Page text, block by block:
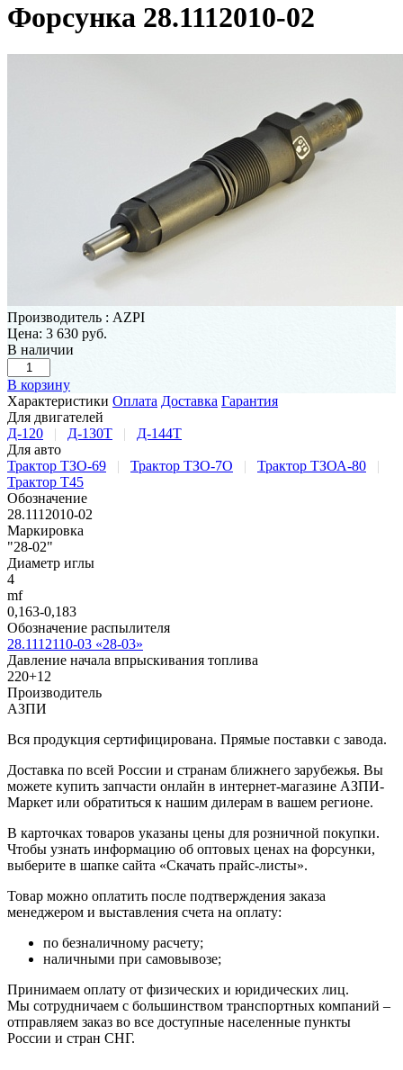
Форсунка 28.1112010-02
Производитель : AZPI
Цена: 3 630 руб.
В наличии
В корзину
Характеристики Оплата Доставка Гарантия
Для двигателей
Д-120
| Д-130Т |
Д-144Т
Для авто
Трактор ТЗО-69
| Трактор ТЗО-7О | Трактор ТЗОА-80
|
Трактор Т45
Обозначение
28.1112010-02
Маркировка
"28-02"
Диаметр иглы
4
mf
0,163-0,183
Обозначение распылителя
28.1112110-03 «28-03»
Давление начала впрыскивания топлива
220+12
Производитель
АЗПИ
Вся продукция сертифицирована. Прямые поставки с завода.
Доставка по всей России и странам ближнего зарубежья. Вы
можете купить запчасти онлайн в интернет-магазине АЗПИ-
Маркет или обратиться к нашим дилерам в вашем регионе.
В карточках товаров указаны цены для розничной покупки.
Чтобы узнать информацию об оптовых ценах на форсунки,
выберите в шапке сайта «Скачать прайс-листы».
Товар можно оплатить после подтверждения заказа
менеджером и выставления счета на оплату:
по безналичному расчету;
наличными при самовывозе;
Принимаем оплату от физических и юридических лиц.
Мы сотрудничаем с большинством транспортных компаний –
отправляем заказ во все доступные населенные пункты
России и стран СНГ.